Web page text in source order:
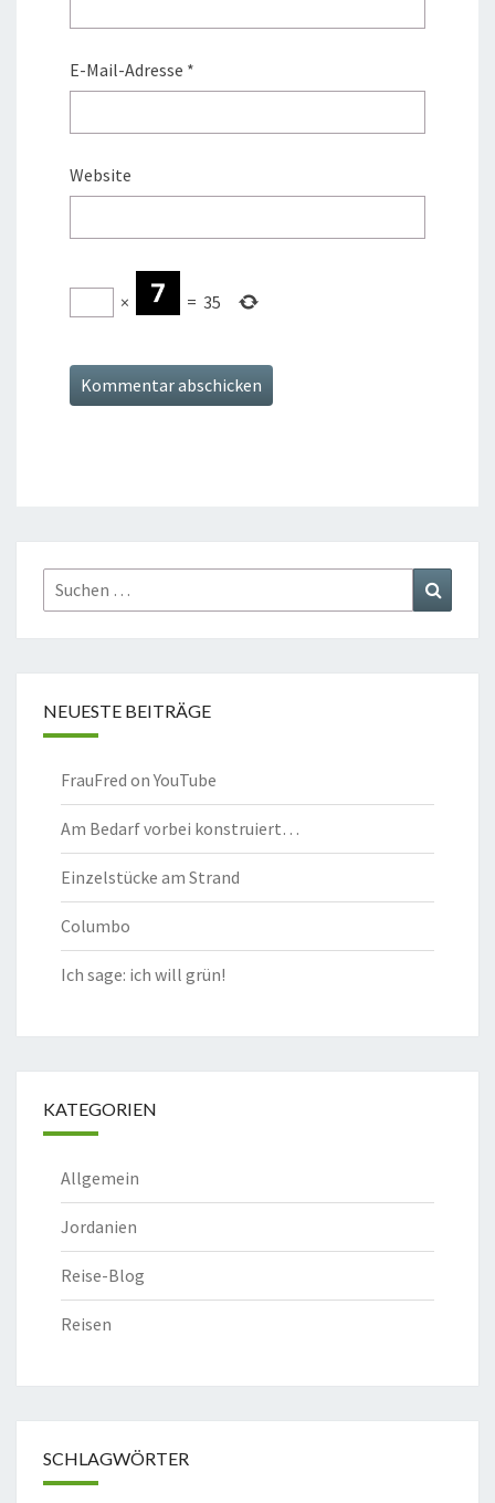
E-Mail-Adresse *
Website
× = 35
Suchen
nach:
NEUESTE BEITRÄGE
FrauFred on YouTube
Am Bedarf vorbei konstruiert…
Einzelstücke am Strand
Columbo
Ich sage: ich will grün!
KATEGORIEN
Allgemein
Jordanien
Reise-Blog
Reisen
SCHLAGWÖRTER